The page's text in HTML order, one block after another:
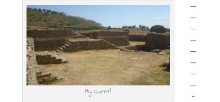
My Queen?
—
—
—
—
—
—
—
—
-